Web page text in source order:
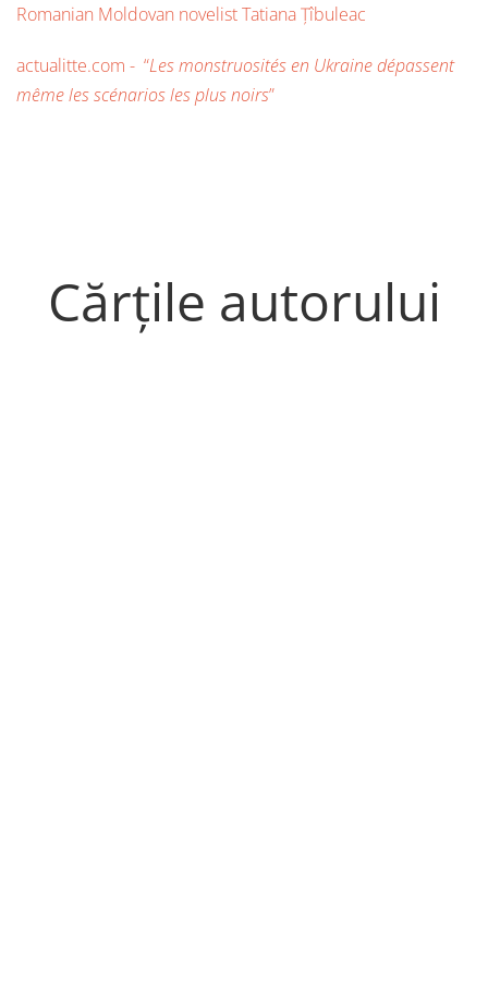
Romanian Moldovan novelist Tatiana Țîbuleac
actualitte.com - “Les monstruosités en Ukraine dépassent
même les scénarios les plus noirs”
Cărțile autorului